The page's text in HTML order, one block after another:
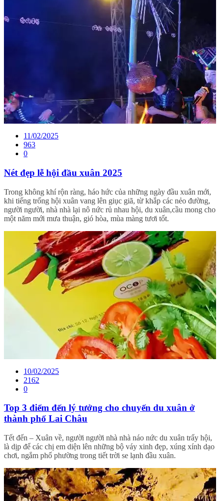
11/02/2025
963
0
Nét đẹp lễ hội đầu xuân 2025
Trong không khí rộn ràng, háo hức của những ngày đầu xuân mới,
khi tiếng trống hội xuân vang lên giục giã, từ khắp các nẻo đường,
người người, nhà nhà lại nô nức rủ nhau hội, du xuân,cầu mong cho
một năm mới mưa thuận, gió hòa, mùa màng tươi tốt.
10/02/2025
2162
0
Top 3 điểm đến lý tưởng cho chuyến du xuân ở
thành phố Lai Châu
Tết đến – Xuân về, người người nhà nhà náo nức du xuân trẩy hội,
là dịp để các chị em diện lên những bộ váy xinh đẹp, xúng xính dạo
chơi, ngắm phố phường trong tiết trời se lạnh đầu xuân.